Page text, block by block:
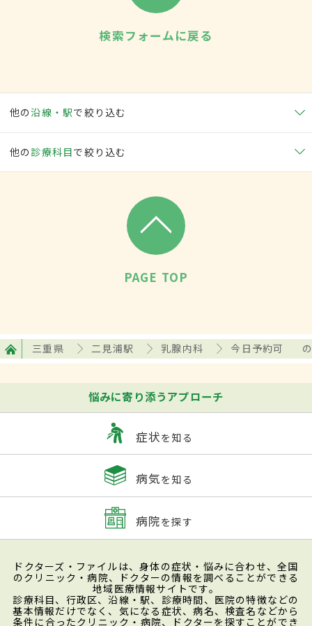
検索フォームに戻る
他の沿線・駅で絞り込む
他の 診療科目で絞り込む
PAGE TOP
三重県 二見浦駅 乳腺内科 今日予約可
悩みに寄り添うアプローチ
症状を知る
病気を知る
病院を探す
ドクターズ・ファイルは、身体の症状・悩みに合わせ、全国
のクリニック・病院、ドクターの情報を調べることができる
地域医療情報サイトです。
診療科目、行政区、沿線・駅、診療時間、医院の特徴などの
基本情報だけでなく、気になる症状、病名、検査名などから
条件に合ったクリニック・病院、ドクターを探すことができ